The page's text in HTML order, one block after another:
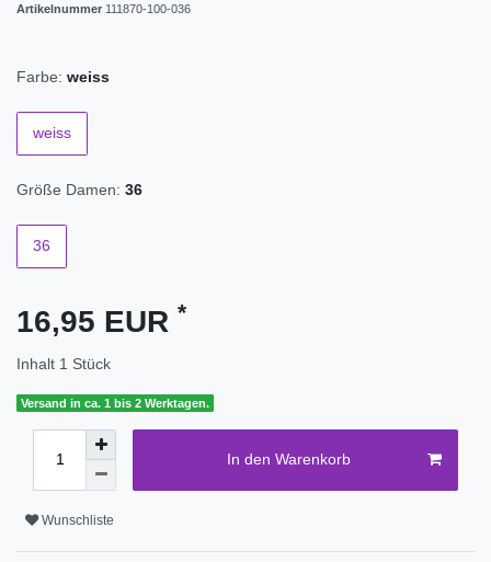
Artikelnummer 111870-100-036
Farbe: weiss
weiss
Größe Damen: 36
36
16,95 EUR *
Inhalt 1 Stück
Versand in ca. 1 bis 2 Werktagen.
In den Warenkorb
Wunschliste